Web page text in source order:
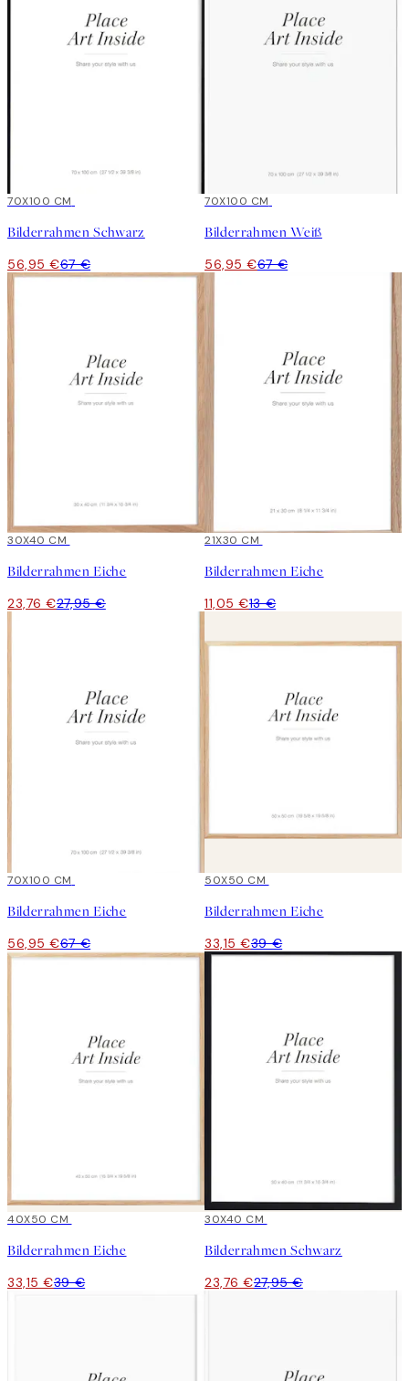
15%*
70X100 CM
Bilderrahmen Schwarz
56,95 €67 €
15%*
70X100 CM
Bilderrahmen Weiß
56,95 €67 €
15%*
30X40 CM
Bilderrahmen Eiche
23,76 €27,95 €
15%*
21X30 CM
Bilderrahmen Eiche
11,05 €13 €
15%*
70X100 CM
Bilderrahmen Eiche
56,95 €67 €
15%*
50X50 CM
Bilderrahmen Eiche
33,15 €39 €
15%*
40X50 CM
Bilderrahmen Eiche
33,15 €39 €
15%*
30X40 CM
Bilderrahmen Schwarz
23,76 €27,95 €